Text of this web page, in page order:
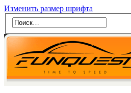
Изменить размер шрифта